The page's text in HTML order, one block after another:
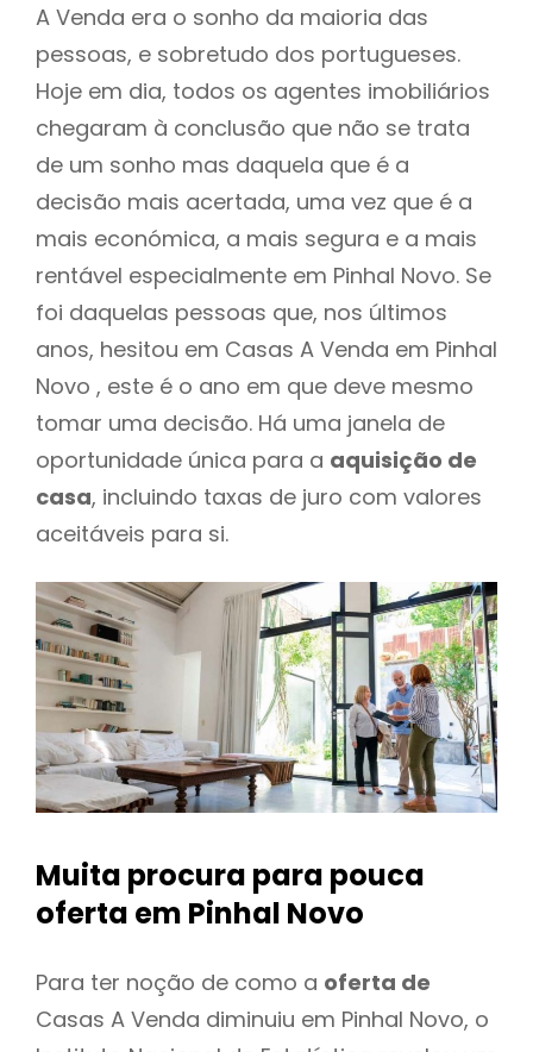
A Venda era o sonho da maioria das
pessoas, e sobretudo dos portugueses.
Hoje em dia, todos os agentes imobiliários
chegaram à conclusão que não se trata
de um sonho mas daquela que é a
decisão mais acertada, uma vez que é a
mais económica, a mais segura e a mais
rentável especialmente em Pinhal Novo. Se
foi daquelas pessoas que, nos últimos
anos, hesitou em Casas A Venda em Pinhal
Novo , este é o ano em que deve mesmo
tomar uma decisão. Há uma janela de
oportunidade única para a aquisição de
casa, incluindo taxas de juro com valores
aceitáveis para si.
Muita procura para pouca
oferta em Pinhal Novo
Para ter noção de como a oferta de
Casas A Venda diminuiu em Pinhal Novo, o